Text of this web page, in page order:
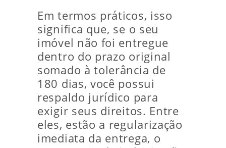
Em termos práticos, isso
significa que, se o seu
imóvel não foi entregue
dentro do prazo original
somado à tolerância de
180 dias, você possui
respaldo jurídico para
exigir seus direitos. Entre
eles, estão a regularização
imediata da entrega, o